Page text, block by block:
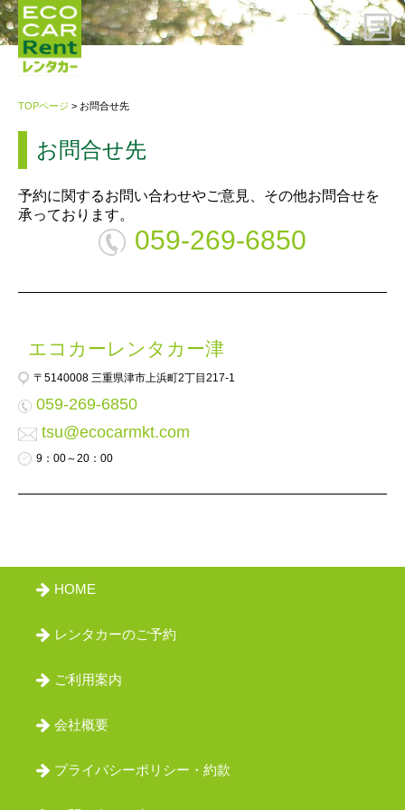
ご利用案内
会社概要
プライバシーポリシー・約款
お問い合わせ先
会員ログイン
TOPページ > お問合せ先
お問合せ先
予約に関するお問い合わせやご意見、その他お問合せを
承っております。
059-269-6850
エコカーレンタカー津
〒5140008 三重県津市上浜町2丁目217-1
059-269-6850
tsu@ecocarmkt.com
9：00～20：00
HOME
レンタカーのご予約
ご利用案内
会社概要
プライバシーポリシー・約款